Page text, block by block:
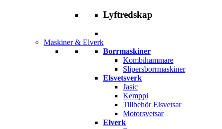
Lyftredskap
Maskiner & Elverk
Borrmaskiner
Kombihammare
Slipersborrmaskiner
Elsvetsverk
Jasic
Kemppi
Tillbehör Elsvetsar
Motorsvetsar
Elverk